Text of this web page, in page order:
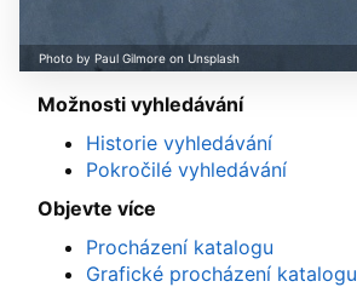
Možnosti vyhledávání
Historie vyhledávání
Pokročilé vyhledávání
Objevte více
Procházení katalogu
Grafické procházení katalogu